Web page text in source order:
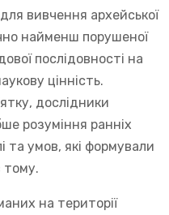
вивчення архейської
найменш порушеної
послідовності на
цінність.
дослідники
розуміння ранніх
та умов, які формували
тому.
на території